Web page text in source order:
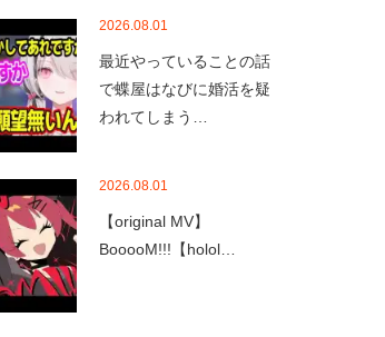
2026.08.01
最近やっていることの話
で蝶屋はなびに婚活を疑
われてしまう…
2026.08.01
【original MV】
BooooM!!!【holol…